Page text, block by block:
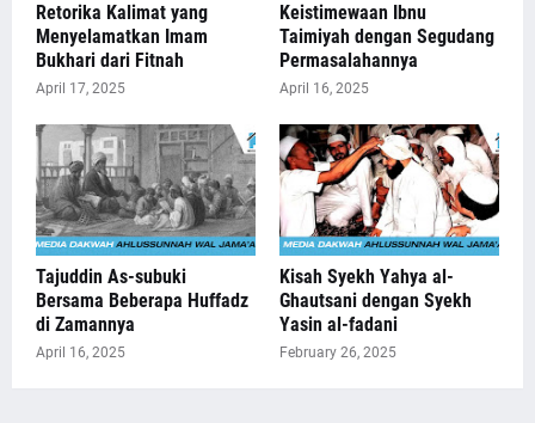
Retorika Kalimat yang
Menyelamatkan Imam
Bukhari dari Fitnah
April 17, 2025
Keistimewaan Ibnu
Taimiyah dengan Segudang
Permasalahannya
April 16, 2025
Tajuddin As-subuki
Bersama Beberapa Huffadz
di Zamannya
April 16, 2025
Kisah Syekh Yahya al-
Ghautsani dengan Syekh
Yasin al-fadani
February 26, 2025